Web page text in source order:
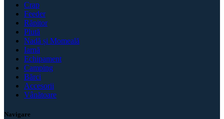
Crap
Feeder
Răpitor
Plută
Nadă și Momeală
Iarnă
Echipament
Camping
Bărci
Accesorii
Vânătoare
Navigare